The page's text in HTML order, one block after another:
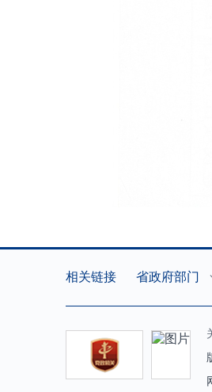
相关链接 省政府部门